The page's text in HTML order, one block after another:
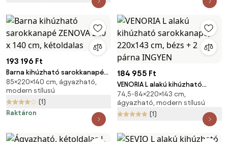
193 196 Ft
Barna kihúzható sarokkanapé
ZENOVA 220 x 140 cm,
kétoldalas
85×220×140 cm, ágyazható,
modern stílusú
(1)
Raktáron
184 955 Ft
VENORIA L alakú kihúzható
sarokkanapé, 220x143 cm, bézs
+ 2 párna INGYEN
74,5-84×220×143 cm,
ágyazható, modern stílusú
(1)